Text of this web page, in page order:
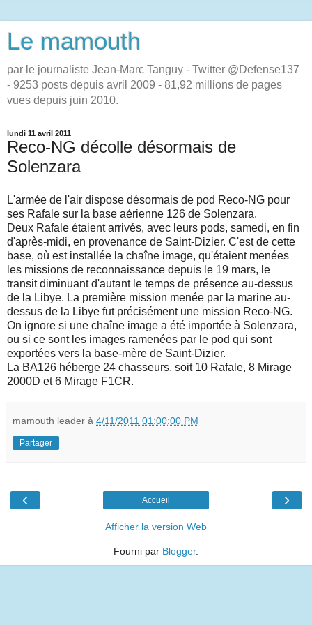
Le mamouth
par le journaliste Jean-Marc Tanguy - Twitter @Defense137
- 9253 posts depuis avril 2009 - 81,92 millions de pages
vues depuis juin 2010.
lundi 11 avril 2011
Reco-NG décolle désormais de
Solenzara
L'armée de l'air dispose désormais de pod Reco-NG pour
ses Rafale sur la base aérienne 126 de Solenzara.
Deux Rafale étaient arrivés, avec leurs pods, samedi, en fin
d'après-midi, en provenance de Saint-Dizier. C'est de cette
base, où est installée la chaîne image, qu'étaient menées
les missions de reconnaissance depuis le 19 mars, le
transit diminuant d'autant le temps de présence au-dessus
de la Libye. La première mission menée par la marine au-
dessus de la Libye fut précisément une mission Reco-NG.
On ignore si une chaîne image a été importée à Solenzara,
ou si ce sont les images ramenées par le pod qui sont
exportées vers la base-mère de Saint-Dizier.
La BA126 héberge 24 chasseurs, soit 10 Rafale, 8 Mirage
2000D et 6 Mirage F1CR.
mamouth leader à 4/11/2011 01:00:00 PM
Partager
‹ ›
Accueil
Afficher la version Web
Fourni par Blogger.